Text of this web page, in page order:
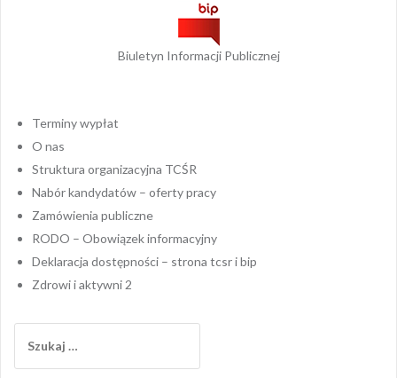
Biuletyn Informacji Publicznej
Terminy wypłat
O nas
Struktura organizacyjna TCŚR
Nabór kandydatów – oferty pracy
Zamówienia publiczne
RODO – Obowiązek informacyjny
Deklaracja dostępności – strona tcsr i bip
Zdrowi i aktywni 2